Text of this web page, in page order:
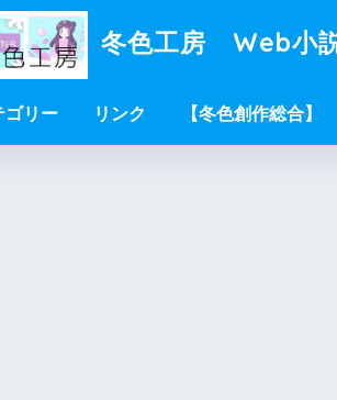
冬色工房 Web小
ゴリー リンク 【冬色創作総合】